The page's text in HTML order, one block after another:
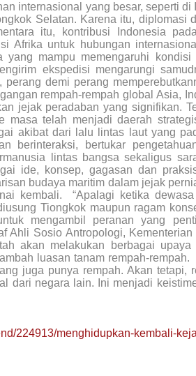
internasional yang besar, seperti
Selatan. Karena itu, diplomasi
itu, kontribusi Indonesia
Afrika untuk hubungan
yang mampu meme­ngaruhi
ekspedisi mengarungi
demi perang
rempah-rempah global Asia,
jejak peradaban yang signifikan.
masa telah menjadi daerah
akibat dari lalu lintas laut yang
berinteraksi, bertukar
lintas bangsa sekaligus
ide, konsep, gagasan dan
budaya maritim dalam jejak
kembali. “Apalagi ketika
Tiongkok maupun ragam
mengambil peranan yang
Ahli Sosio Antropologi,
akan melakukan berbagai
luasan tanam rempah-
juga punya rempah. Akan tetapi,
dari negara lain. Ini menjadi
224913/menghidupkan-kembali-